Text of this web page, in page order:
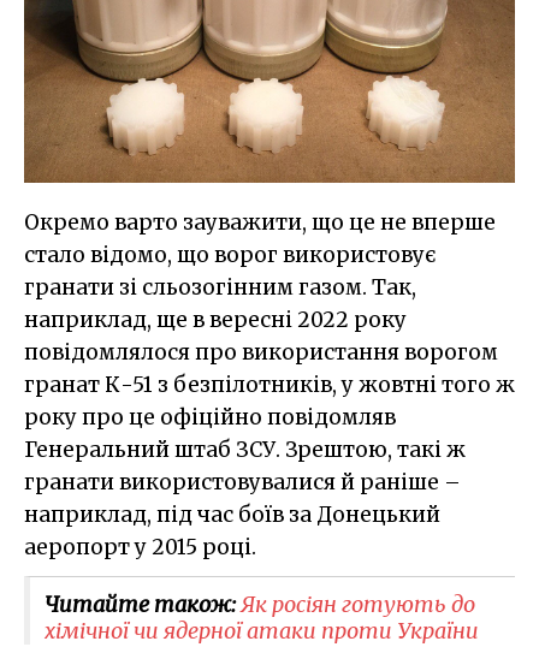
Окремо варто зауважити, що це не вперше
стало відомо, що ворог використовує
гранати зі сльозогінним газом. Так,
наприклад, ще в вересні 2022 року
повідомлялося про використання ворогом
гранат К-51 з безпілотників, у жовтні того ж
року про це офіційно повідомляв
Генеральний штаб ЗСУ. Зрештою, такі ж
гранати використовувалися й раніше –
наприклад, під час боїв за Донецький
аеропорт у 2015 році.
Читайте також:Як росіян готують до
хімічної чи ядерної атаки проти України